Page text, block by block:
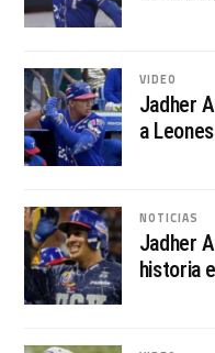
VIDEO
Jadher
a Leones
NOTICIAS
Jadher
historia